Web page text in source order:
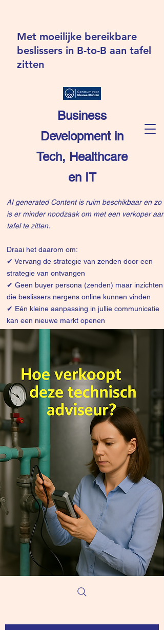
Business
Development in
Tech, Healthcare
en IT
Met moeilijke bereikbare
beslissers in B-to-B aan tafel
zitten
AI generated Content is ruim beschikbaar en zo
is er minder noodzaak om met een verkoper aan
tafel te zitten.
Draai het daarom om:
✔ Vervang de strategie van zenden door een
strategie van ontvangen
✔ Geen buyer persona (zenden) maar inzichten
die beslissers nergens online kunnen vinden
✔ Eén kleine aanpassing in jullie communicatie
kan een nieuwe markt openen